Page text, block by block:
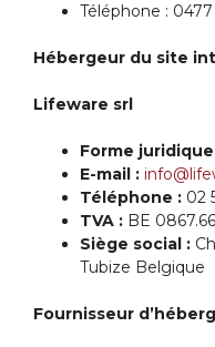
Téléphone : 0477
Hébergeur du site
Lifeware srl
Forme
E-mail :
Téléphone : 02
TVA : BE
Siège social :
Tubize Belgique
Fournisseur